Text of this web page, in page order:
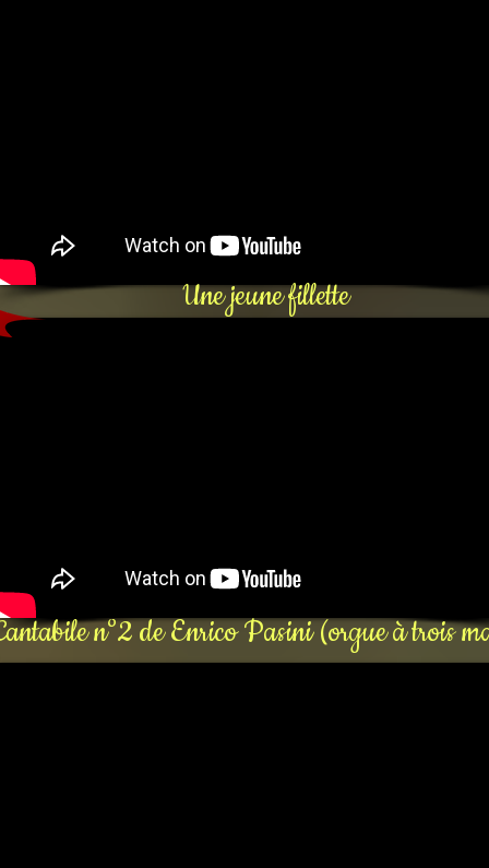
Une jeune fillette
n°2 de Enrico Pasini (orgue à trois